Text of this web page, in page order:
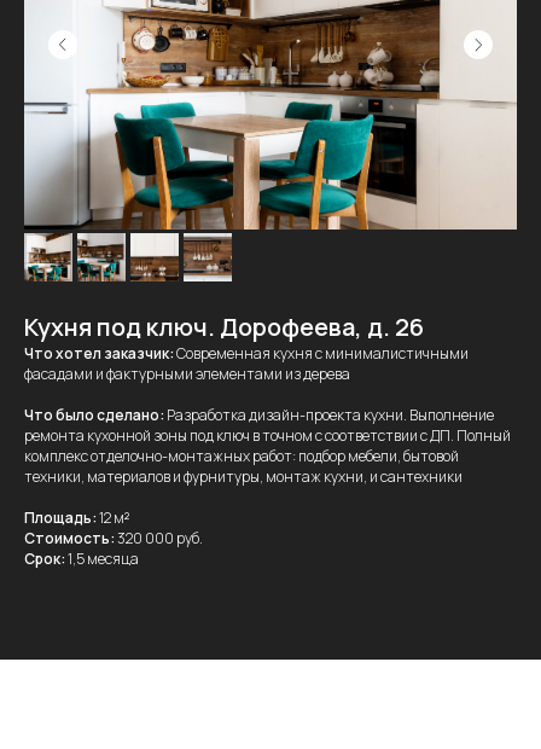
Кухня под ключ. Дорофеева, д. 26
Что хотел заказчик:Современная кухня с минималистичными
фасадами и фактурными элементами из дерева
Что было сделано: Разработка дизайн-проекта кухни. Выполнение
ремонта кухонной зоны под ключ в точном с соответствии с ДП. Полный
комплекс отделочно-монтажных работ: подбор мебели, бытовой
техники, материалов и фурнитуры, монтаж кухни, и сантехники
Площадь:12 м²
Стоимость:320 000 руб.
Срок:1,5 месяца